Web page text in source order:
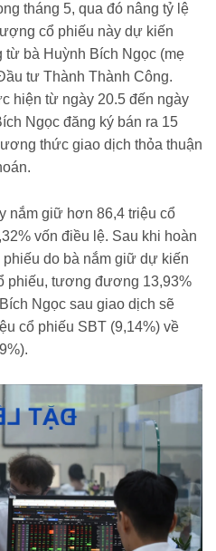
tháng 5, qua đó nâng tỷ lệ
cổ phiếu này dự kiến
bà Huỳnh Bích Ngọc (mẹ
tư Thành Thành Công.
hiện từ ngày 20.5 đến ngày
Ngọc đăng ký bán ra 15
thức giao dịch thỏa thuận
nắm giữ hơn 86,4 triệu cổ
vốn điều lệ. Sau khi hoàn
do bà nắm giữ dự kiến
phiếu, tương đương 13,93%
Ngọc sau giao dịch sẽ
cổ phiếu SBT (9,14%) về